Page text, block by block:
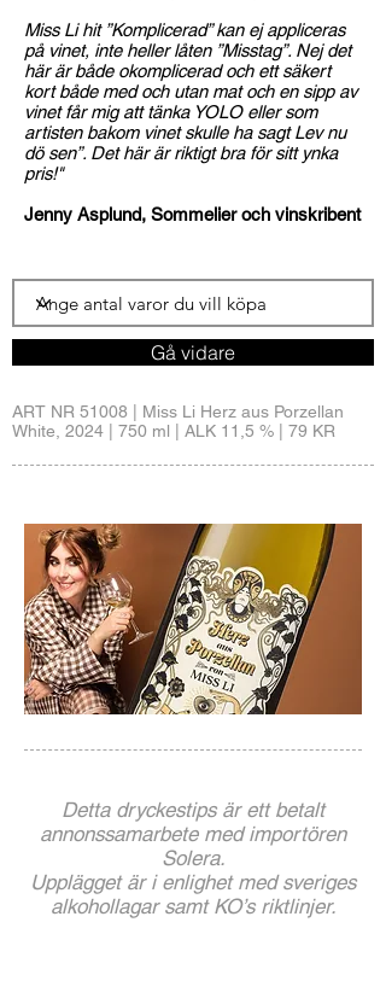
Miss Li hit ”Komplicerad” kan ej appliceras
på vinet, inte heller låten ”Misstag”. Nej det
här är både okomplicerad och ett säkert
kort både med och utan mat och en sipp av
vinet får mig att tänka YOLO eller som
artisten bakom vinet skulle ha sagt Lev nu
dö sen”. Det här är riktigt bra för sitt ynka
pris!"
Jenny Asplund, Sommelier och vinskribent
Gå vidare
ART NR 51008 | Miss Li Herz aus Porzellan
White, 2024 | 750 ml | ALK 11,5 % | 79 KR
Detta dryckestips är ett betalt
annonssamarbete med importören
Solera.
Upplägget är i enlighet med sveriges
alkohollagar samt KO’s riktlinjer.